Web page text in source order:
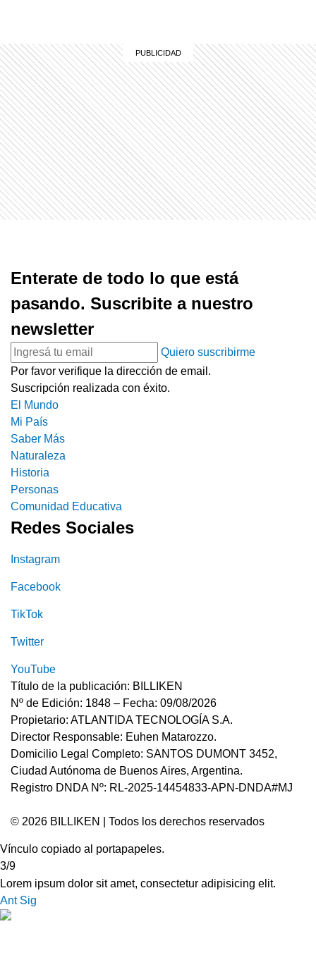
Enterate de todo lo que está
pasando. Suscribite a nuestro
newsletter
Quiero suscribirme
Por favor verifique la dirección de email.
Suscripción realizada con éxito.
El Mundo
Mi País
Saber Más
Naturaleza
Historia
Personas
Comunidad Educativa
Redes Sociales
Instagram
Facebook
TikTok
Twitter
YouTube
Título de la publicación: BILLIKEN
Nº de Edición: 1848 – Fecha: 09/08/2026
Propietario: ATLANTIDA TECNOLOGÍA S.A.
Director Responsable: Euhen Matarozzo.
Domicilio Legal Completo: SANTOS DUMONT 3452,
Ciudad Autónoma de Buenos Aires, Argentina.
Registro DNDA Nº: RL-2025-14454833-APN-DNDA#MJ
© 2026 BILLIKEN | Todos los derechos reservados
Vínculo copiado al portapapeles.
3/9
Lorem ipsum dolor sit amet, consectetur adipisicing elit.
Ant Sig